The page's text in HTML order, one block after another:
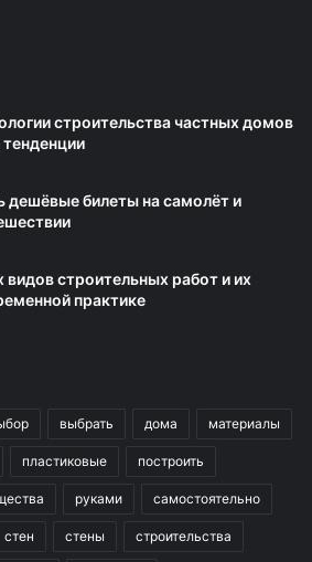
строительства частных домов
дешёвые билеты на самолёт и
строительных работ и их
практике
выбрать дома материалы
пластиковые построить
руками самостоятельно
стен стены строительства